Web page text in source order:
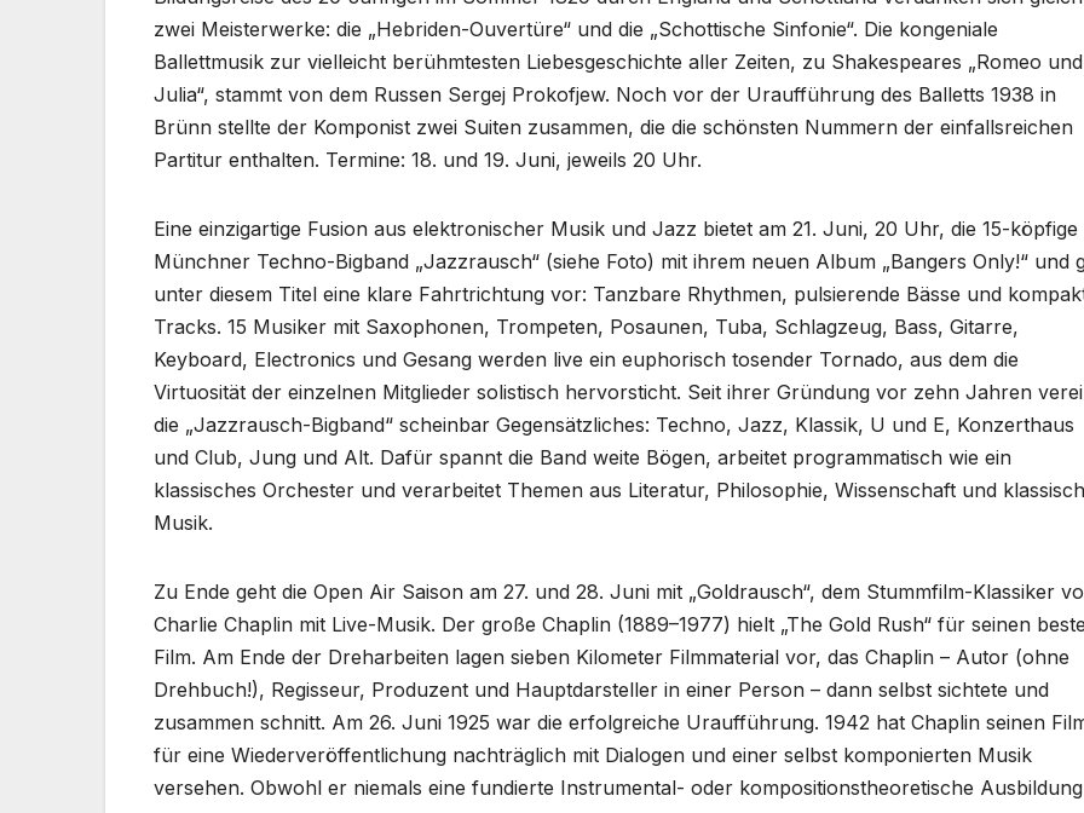
zwei Meisterwerke: die „Hebriden-Ouvertüre“ und die „Schottische Sinfonie“. Die kongeniale
Ballettmusik zur vielleicht berühmtesten Liebesgeschichte aller Zeiten, zu Shakespeares „Romeo und
Julia“, stammt von dem Russen Sergej Prokofjew. Noch vor der Uraufführung des Balletts 1938 in
Brünn stellte der Komponist zwei Suiten zusammen, die die schönsten Nummern der einfallsreichen
Partitur enthalten. Termine: 18. und 19. Juni, jeweils 20 Uhr.
Eine einzigartige Fusion aus elektronischer Musik und Jazz bietet am 21. Juni, 20 Uhr, die 15-köpfige
Münchner Techno-Bigband „Jazzrausch“ (siehe Foto) mit ihrem neuen Album „Bangers Only!“ und
unter diesem Titel eine klare Fahrtrichtung vor: Tanzbare Rhythmen, pulsierende Bässe und
Tracks. 15 Musiker mit Saxophonen, Trompeten, Posaunen, Tuba, Schlagzeug, Bass, Gitarre,
Keyboard, Electronics und Gesang werden live ein euphorisch tosender Tornado, aus dem die
Virtuosität der einzelnen Mitglieder solistisch hervorsticht. Seit ihrer Gründung vor zehn Jahren
die „Jazzrausch-Bigband“ scheinbar Gegensätzliches: Techno, Jazz, Klassik, U und E, Konzerthaus
und Club, Jung und Alt. Dafür spannt die Band weite Bögen, arbeitet programmatisch wie ein
klassisches Orchester und verarbeitet Themen aus Literatur, Philosophie, Wissenschaft und
Musik.
Zu Ende geht die Open Air Saison am 27. und 28. Juni mit „Goldrausch“, dem Stummfilm-Klassiker
Charlie Chaplin mit Live-Musik. Der große Chaplin (1889–1977) hielt „The Gold Rush“ für seinen
Film. Am Ende der Dreharbeiten lagen sieben Kilometer Filmmaterial vor, das Chaplin – Autor (ohne
Drehbuch!), Regisseur, Produzent und Hauptdarsteller in einer Person – dann selbst sichtete und
zusammen schnitt. Am 26. Juni 1925 war die erfolgreiche Uraufführung. 1942 hat Chaplin seinen
für eine Wiederveröffentlichung nachträglich mit Dialogen und einer selbst komponierten Musik
versehen. Obwohl er niemals eine fundierte Instrumental- oder kompositionstheoretische Ausbildung